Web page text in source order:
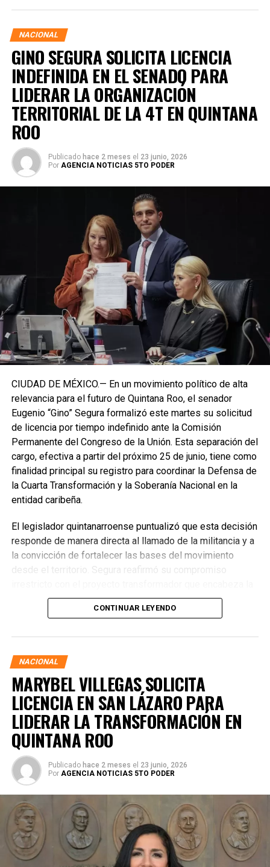
NACIONAL
GINO SEGURA SOLICITA LICENCIA
INDEFINIDA EN EL SENADO PARA
LIDERAR LA ORGANIZACIÓN
TERRITORIAL DE LA 4T EN QUINTANA
ROO
Publicado hace 2 meses el 23 junio, 2026
Por AGENCIA NOTICIAS 5TO PODER
CIUDAD DE MÉXICO.— En un movimiento político de alta
relevancia para el futuro de Quintana Roo, el senador
Eugenio “Gino” Segura formalizó este martes su solicitud
de licencia por tiempo indefinido ante la Comisión
Permanente del Congreso de la Unión. Esta separación del
cargo, efectiva a partir del próximo 25 de junio, tiene como
finalidad principal su registro para coordinar la Defensa de
la Cuarta Transformación y la Soberanía Nacional en la
entidad caribeña.
El legislador quintanarroense puntualizó que esta decisión
responde de manera directa al llamado de la militancia y a
la convicción de fortalecer las bases del movimiento
desde el territorio. Segura reafirmó su compromiso
presidenta de la República, Claudia Sheinbaum Pardo,
asegurando que la consolidación del bienestar social
Durante su encargo en la Cámara Alta, Gino Segura centró
su agenda legislativa en iniciativas orientadas a
robustecer el desarrollo económico, la sustentabilidad
CONTINUAR LEYENDO
NACIONAL
MARYBEL VILLEGAS SOLICITA
LICENCIA EN SAN LÁZARO PARA
LIDERAR LA TRANSFORMACIÓN EN
QUINTANA ROO
Publicado hace 2 meses el 23 junio, 2026
Por AGENCIA NOTICIAS 5TO PODER